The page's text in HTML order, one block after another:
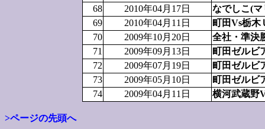
68
2010年04月17日
なでしこ(
69
2010年04月11日
町田Vs栃木
70
2009年10月20日
全社・準決
71
2009年09月13日
町田ゼルビ
72
2009年07月19日
町田ゼルビ
73
2009年05月10日
町田ゼルビ
74
2009年04月11日 横河武蔵野
>ページの先頭へ